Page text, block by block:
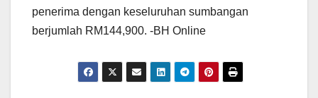
penerima dengan keseluruhan sumbangan
berjumlah RM144,900. -BH Online